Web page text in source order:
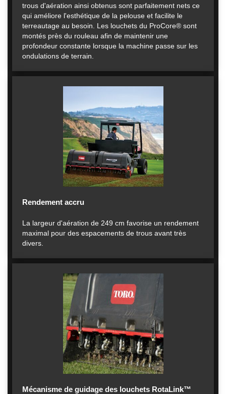
trous d'aération ainsi obtenus sont parfaitement nets ce
qui améliore l'esthétique de la pelouse et facilite le
terreautage au besoin. Les louchets du ProCore® sont
montés près du rouleau afin de maintenir une
profondeur constante lorsque la machine passe sur les
ondulations de terrain.
Rendement accru
La largeur d'aération de 249 cm favorise un rendement
maximal pour des espacements de trous avant très
divers.
Mécanisme de guidage des louchets RotaLink™